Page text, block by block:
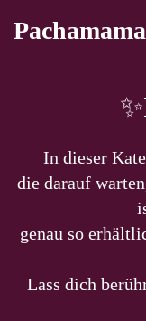
to
In dieser
die darauf
genau so
Lass dich